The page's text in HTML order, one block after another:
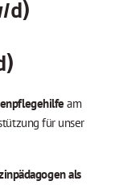
d)
am
für unser
als